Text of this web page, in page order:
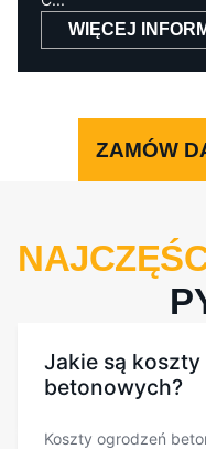
WIĘCEJ
ZAMÓW
Jakie są
betonowych?
Koszty ogrodzeń